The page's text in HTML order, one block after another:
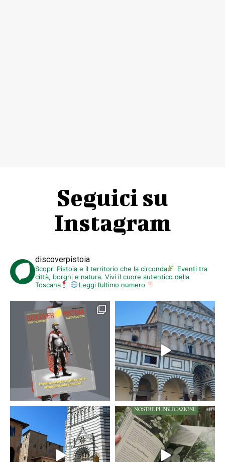
Seguici su
Instagram
discoverpistoia
Scopri Pistoia e il territorio che la circonda
Eventi tra
città, borghi e natura. Vivi il cuore autentico della
Toscana
Leggi l’ultimo numero